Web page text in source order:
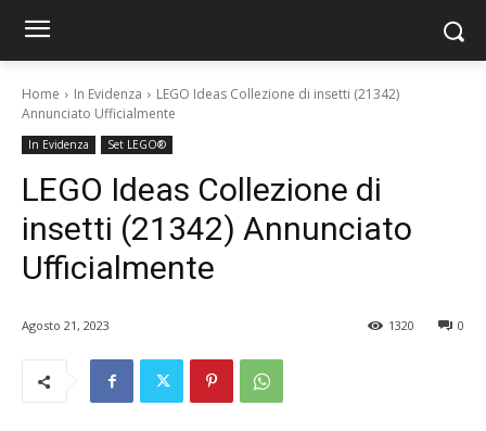
Home In Evidenza
LEGO Ideas Collezione di insetti (21342)
Annunciato Ufficialmente
In Evidenza Set LEGO®
LEGO Ideas Collezione di
insetti (21342) Annunciato
Ufficialmente
Agosto 21, 2023 0
1320